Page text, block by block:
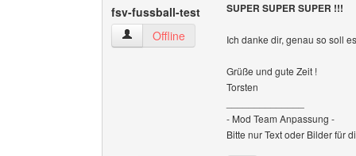
fsv-fussball-test
fsv-fussball-test Benutzer-Profile anzeigen
Offline
SUPER SUPER SUPER !!!
Ich danke dir, genau so soll
Grüße und gute Zeit !
Torsten
- Mod Team Anpassung -
Bitte nur Text oder Bilder für